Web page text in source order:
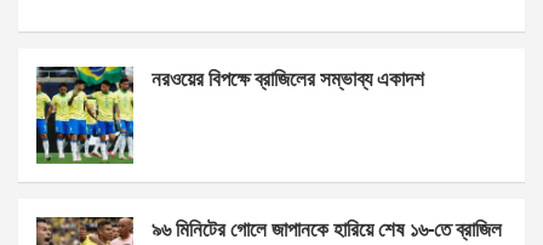
b
o
o
k
n
g
er
s
p
e
নরওয়ের বিপক্ষে ব্রাজিলের সম্ভাব্য একাদশ
৯৬ মিনিটের গোলে জাপানকে হারিয়ে শেষ ১৬-তে ব্রাজিল